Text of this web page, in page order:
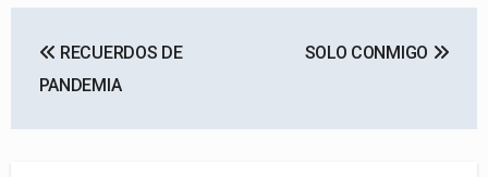
de RECUERDOS DE
PANDEMIA
SOLO CONMIGO